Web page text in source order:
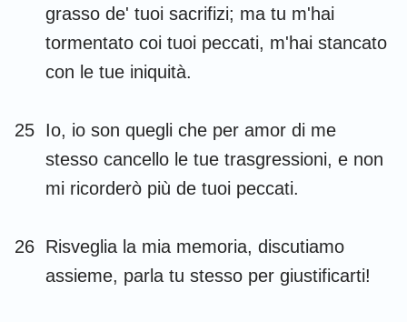
grasso de' tuoi sacrifizi; ma tu m'hai
tormentato coi tuoi peccati, m'hai stancato
con le tue iniquità.
25 Io, io son quegli che per amor di me
stesso cancello le tue trasgressioni, e non
mi ricorderò più de tuoi peccati.
26 Risveglia la mia memoria, discutiamo
assieme, parla tu stesso per giustificarti!